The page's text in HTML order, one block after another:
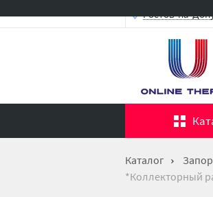
Ростов-на-
Каталог
*Коллекторный